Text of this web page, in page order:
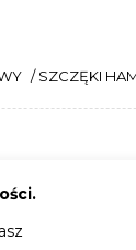
/ SZCZĘKI